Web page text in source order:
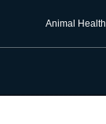
Animal Health